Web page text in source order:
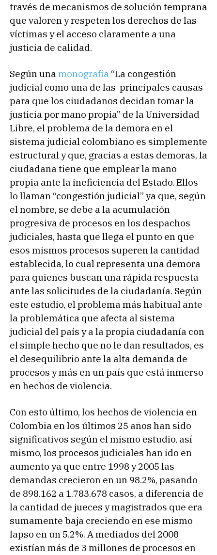
través de mecanismos de solución temprana
que valoren y respeten los derechos de las
víctimas y el acceso claramente a una
justicia de calidad.
Según unamonografía “La congestión
judicial como una de las principales causas
para que los ciudadanos decidan tomar la
justicia por mano propia” de la Universidad
Libre, el problema de la demora en el
sistema judicial colombiano es simplemente
estructural y que, gracias a estas demoras, la
ciudadana tiene que emplear la mano
propia ante la ineficiencia del Estado. Ellos
lo llaman “congestión judicial” ya que, según
el nombre, se debe a la acumulación
progresiva de procesos en los despachos
judiciales, hasta que llega el punto en que
esos mismos procesos superen la cantidad
establecida, lo cual representa una demora
para quienes buscan una rápida respuesta
ante las solicitudes de la ciudadanía. Según
este estudio, el problema más habitual ante
la problemática que afecta al sistema
judicial del país y a la propia ciudadanía con
el simple hecho que no le dan resultados, es
el desequilibrio ante la alta demanda de
procesos y más en un país que está inmerso
en hechos de violencia.
Con esto último, los hechos de violencia en
Colombia en los últimos 25 años han sido
significativos según el mismo estudio, así
mismo, los procesos judiciales han ido en
aumento ya que entre 1998 y 2005 las
demandas crecieron en un 98.2%, pasando
de 898.162 a 1.783.678 casos, a diferencia de
la cantidad de jueces y magistrados que era
sumamente baja creciendo en ese mismo
lapso en un 5.2%. A mediados del 2008
existían más de 3 millones de procesos en